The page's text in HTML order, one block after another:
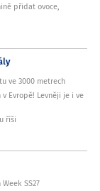
přidat ovoce,
ve 3000 metrech
Evropě! Levněji je i ve
říši
SS27